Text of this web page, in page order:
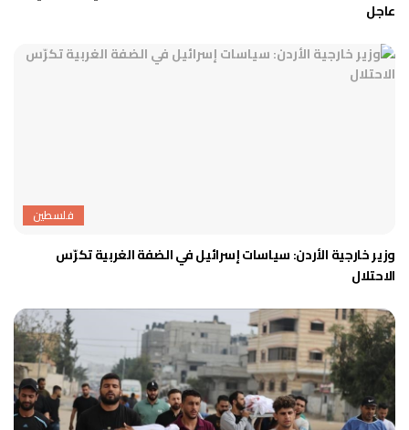
عاجل
فلسطين
وزير خارجية الأردن: سياسات إسرائيل في الضفة الغربية تكرّس
الاحتلال